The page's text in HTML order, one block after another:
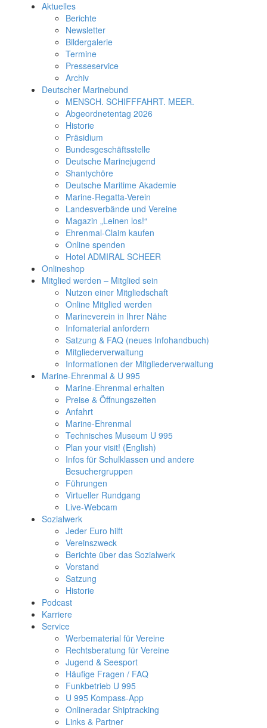
Aktuelles
Berichte
Newsletter
Bildergalerie
Termine
Presseservice
Archiv
Deutscher Marinebund
MENSCH. SCHIFFFAHRT. MEER.
Abgeordnetentag 2026
Historie
Präsidium
Bundesgeschäftsstelle
Deutsche Marinejugend
Shantychöre
Deutsche Maritime Akademie
Marine-Regatta-Verein
Landesverbände und Vereine
Magazin „Leinen los!“
Ehrenmal-Claim kaufen
Online spenden
Hotel ADMIRAL SCHEER
Onlineshop
Mitglied werden – Mitglied sein
Nutzen einer Mitgliedschaft
Online Mitglied werden
Marineverein in Ihrer Nähe
Infomaterial anfordern
Satzung & FAQ (neues Infohandbuch)
Mitgliederverwaltung
Informationen der Mitgliederverwaltung
Marine-Ehrenmal & U 995
Marine-Ehrenmal erhalten
Preise & Öffnungszeiten
Anfahrt
Marine-Ehrenmal
Technisches Museum U 995
Plan your visit! (English)
Infos für Schulklassen und andere
Besuchergruppen
Führungen
Virtueller Rundgang
Live-Webcam
Sozialwerk
Jeder Euro hilft
Vereinszweck
Berichte über das Sozialwerk
Vorstand
Satzung
Historie
Podcast
Karriere
Service
Werbematerial für Vereine
Rechtsberatung für Vereine
Jugend & Seesport
Häufige Fragen / FAQ
Funkbetrieb U 995
U 995 Kompass-App
Onlineradar Shiptracking
Links & Partner